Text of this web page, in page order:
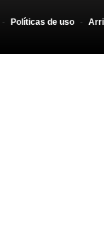
- Políticas de uso -